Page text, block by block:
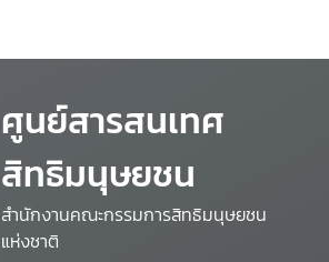
ศูนย์สารสนเทศ
สิทธิมนุษยชน
สำนักงานคณะกรรมการสิทธิมนุษยชน
แห่งชาติ